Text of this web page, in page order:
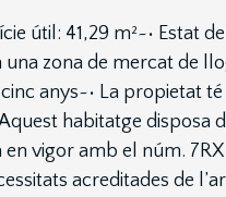
útil: 41,29 m²~• Estat
zona de mercat de
anys~• La propietat
habitatge disposa
vigor amb el núm.
acreditades de